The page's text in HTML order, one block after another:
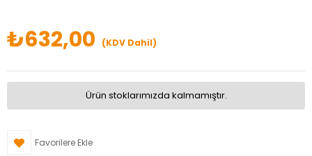
₺632,00 (KDV Dahil)
Ürün stoklarımızda kalmamıştır.
Favorilere Ekle